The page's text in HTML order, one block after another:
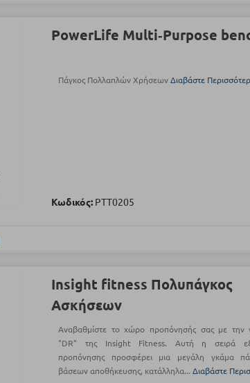
PowerLife Multi‑Purpose
Πάγκος Πολλαπλών ΧρήσεωνΔιαβάστε
Κωδικός: PTT0205
Insight fitness Πολυπάγκος
Ασκήσεων
Αναβαθμίστε το χώρο προπόνησής σας με την
"DR" της Insight Fitness. Αυτή η σειρά
προπόνησης προσφέρει μια μεγάλη γκάμα
βάσεων αποθήκευσης, κατάλληλα...Διαβάστε